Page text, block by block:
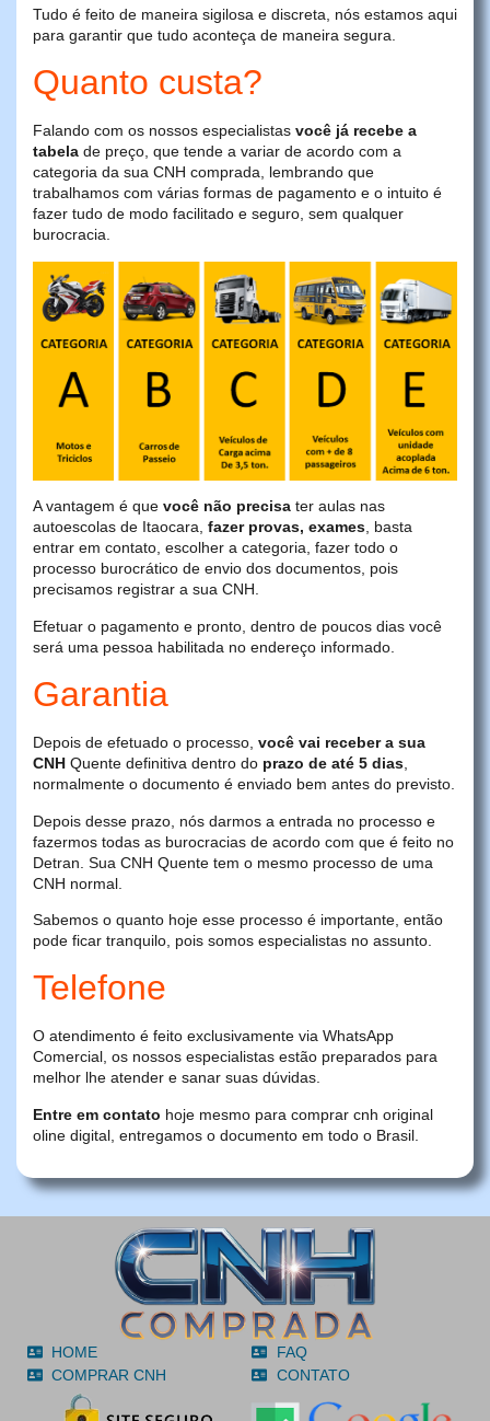
Tudo é feito de maneira sigilosa e discreta, nós estamos aqui
para garantir que tudo aconteça de maneira segura.
Quanto custa?
Falando com os nossos especialistas você já recebe a
tabela de preço, que tende a variar de acordo com a
categoria da sua CNH comprada, lembrando que
trabalhamos com várias formas de pagamento e o intuito é
fazer tudo de modo facilitado e seguro, sem qualquer
burocracia.
A vantagem é que você não precisa ter aulas nas
autoescolas de Itaocara, fazer provas, exames, basta
entrar em contato, escolher a categoria, fazer todo o
processo burocrático de envio dos documentos, pois
precisamos registrar a sua CNH.
Efetuar o pagamento e pronto, dentro de poucos dias você
será uma pessoa habilitada no endereço informado.
Garantia
Depois de efetuado o processo, você vai receber a sua
CNH Quente definitiva dentro do prazo de até 5 dias,
normalmente o documento é enviado bem antes do previsto.
Depois desse prazo, nós darmos a entrada no processo e
fazermos todas as burocracias de acordo com que é feito no
Detran. Sua CNH Quente tem o mesmo processo de uma
CNH normal.
Sabemos o quanto hoje esse processo é importante, então
pode ficar tranquilo, pois somos especialistas no assunto.
Telefone
O atendimento é feito exclusivamente via WhatsApp
Comercial, os nossos especialistas estão preparados para
melhor lhe atender e sanar suas dúvidas.
Entre em contato hoje mesmo para comprar cnh original
oline digital, entregamos o documento em todo o Brasil.
HOME
COMPRAR CNH
FAQ
CONTATO